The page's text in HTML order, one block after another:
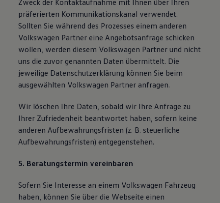
Zweck der Kontaktaufnahme mit Ihnen über Ihren
präferierten Kommunikationskanal verwendet.
Sollten Sie während des Prozesses einem anderen
Volkswagen Partner eine Angebotsanfrage schicken
wollen, werden diesem Volkswagen Partner und nicht
uns die zuvor genannten Daten übermittelt. Die
jeweilige Datenschutzerklärung können Sie beim
ausgewählten Volkswagen Partner anfragen.
Wir löschen Ihre Daten, sobald wir Ihre Anfrage zu
Ihrer Zufriedenheit beantwortet haben, sofern keine
anderen Aufbewahrungsfristen (z. B. steuerliche
Aufbewahrungsfristen) entgegenstehen.
5. Beratungstermin vereinbaren
Sofern Sie Interesse an einem Volkswagen Fahrzeug
haben, können Sie über die Webseite einen